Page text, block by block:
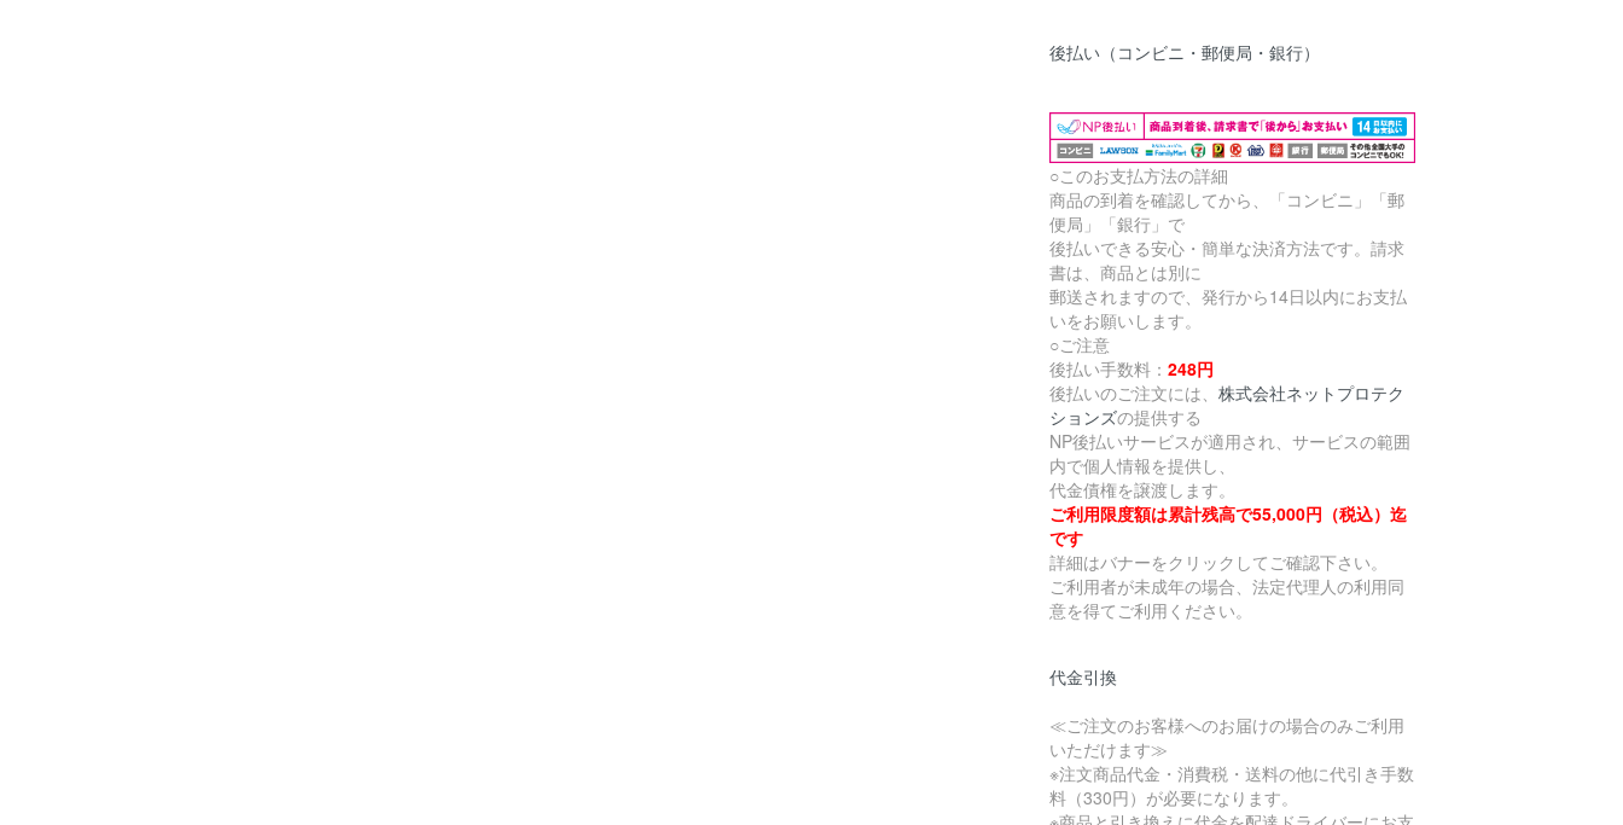
後払い（コンビニ・郵便局・銀行）
○このお支払方法の詳細
商品の到着を確認してから、「コンビニ」「郵
便局」「銀行」で
後払いできる安心・簡単な決済方法です。請求
書は、商品とは別に
郵送されますので、発行から14日以内にお支払
いをお願いします。
○ご注意
後払い手数料：248円
後払いのご注文には、株式会社ネットプロテク
ションズの提供する
NP後払いサービスが適用され、サービスの範囲
内で個人情報を提供し、
代金債権を譲渡します。
ご利用限度額は累計残高で55,000円（税込）迄
です
詳細はバナーをクリックしてご確認下さい。
ご利用者が未成年の場合、法定代理人の利用同
意を得てご利用ください。
代金引換
≪ご注文のお客様へのお届けの場合のみご利用
いただけます≫
※注文商品代金・消費税・送料の他に代引き手数
料（330円）が必要になります。